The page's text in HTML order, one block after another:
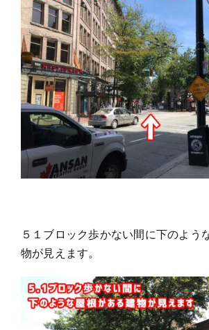
５１ブロック歩かない間に下のよう
物が見えます。